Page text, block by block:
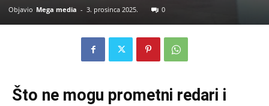
Objavio Mega media - 3. prosinca 2025. 0
Što ne mogu prometni redari i